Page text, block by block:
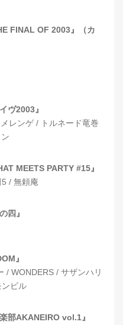
FINAL OF 2003』（カ
ヴ2003』
レンゲ / トルネード竜巻
MEETS PARTY #15』
/ 無頼庵
四』
』
/ WONDERS / サザンハリ
ビル
部AKANEIRO vol.1』